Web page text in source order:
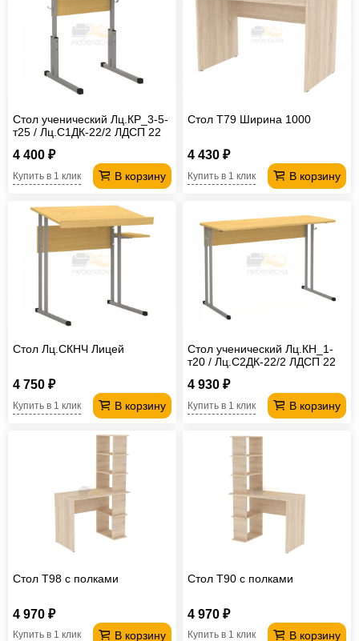
Стол ученический Лц.КР_3-5-
т25 / Лц.С1ДК-22/2 ЛДСП 22
4 400 ₽
В корзину
Купить в 1 клик
Стол T79 Ширина 1000
4 430 ₽
В корзину
Купить в 1 клик
Стол Лц.СКНЧ Лицей
4 750 ₽
В корзину
Купить в 1 клик
Стол ученический Лц.КН_1-
т20 / Лц.С2ДК-22/2 ЛДСП 22
4 930 ₽
В корзину
Купить в 1 клик
Стол T98 с полками
4 970 ₽
В корзину
Купить в 1 клик
Стол T90 с полками
4 970 ₽
В корзину
Купить в 1 клик